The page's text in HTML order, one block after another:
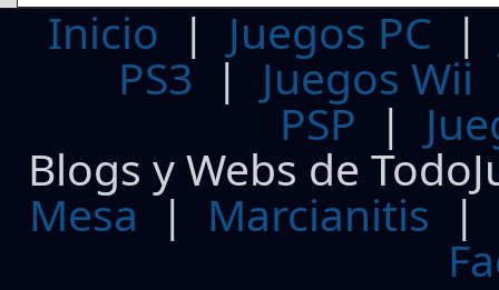
Inicio | Juegos PC
PS3| Juegos Wii
PSP |
Blogs y Webs de
Mesa | Marcianitis |